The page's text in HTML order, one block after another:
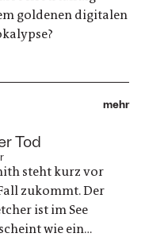
goldenen digitalen
mehr
Tod
steht kurz vor
zukommt. Der
ist im See
wie ein